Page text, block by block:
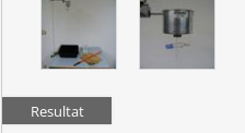
Resultat